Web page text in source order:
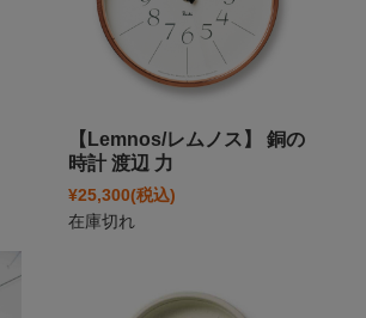
【Lemnos/レムノス】 銅の
時計 渡辺 力
¥25,300(税込)
在庫切れ